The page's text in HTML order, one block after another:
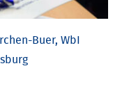
Buer, WbI